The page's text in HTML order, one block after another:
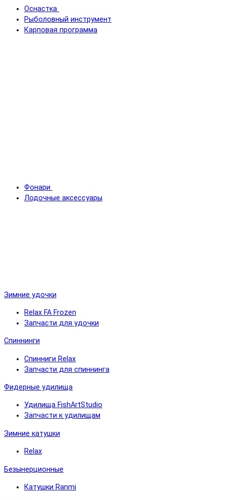
Оснастка
Рыболовный инструмент
Карповая программа
Фонари
Лодочные аксессуары
Зимние удочки
Relax FA Frozen
Запчасти для удочки
Спиннинги
Спинниги Relax
Запчасти для спиннинга
Фидерные удилища
Удилища FishArtStudio
Запчасти к удилищам
Зимние катушки
Relax
Безынерционные
Катушки Ranmi